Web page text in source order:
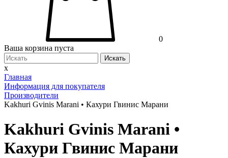
0
Ваша корзина пуста
Искать
x
Главная
Информация для покупателя
Производители
Kakhuri Gvinis Marani • Кахури Гвинис Марани
Kakhuri Gvinis Marani •
Кахури Гвинис Марани